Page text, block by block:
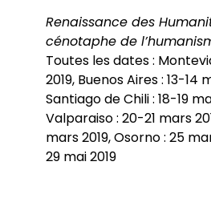
Renaissance des
cénotaphe de
Toutes les dates :
2019, Buenos Aires : 13-14
Santiago de Chili : 18-19
Valparaiso : 20-21 mars
mars 2019, Osorno : 25
29 mai 2019